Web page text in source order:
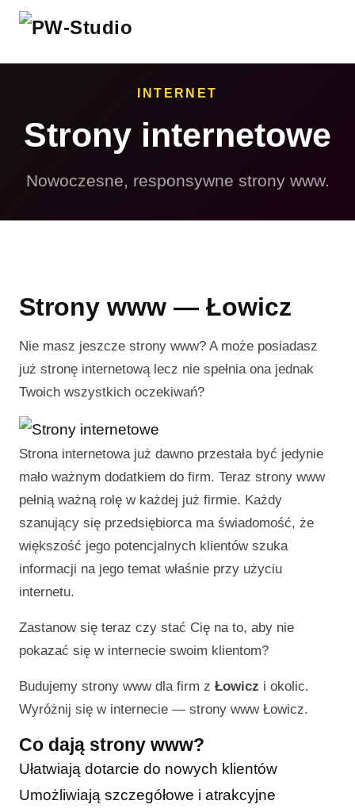
INTERNET
Strony internetowe
Nowoczesne, responsywne strony www.
Strony www — Łowicz
Nie masz jeszcze strony www? A może posiadasz
już stronę internetową lecz nie spełnia ona jednak
Twoich wszystkich oczekiwań?
Strona internetowa już dawno przestała być jedynie
mało ważnym dodatkiem do firm. Teraz strony www
pełnią ważną rolę w każdej już firmie. Każdy
szanujący się przedsiębiorca ma świadomość, że
większość jego potencjalnych klientów szuka
informacji na jego temat właśnie przy użyciu
internetu.
Zastanow się teraz czy stać Cię na to, aby nie
pokazać się w internecie swoim klientom?
Budujemy strony www dla firm z Łowicz i okolic.
Wyróżnij się w internecie — strony www Łowicz.
Co dają strony www?
Ułatwiają dotarcie do nowych klientów
Umożliwiają szczegółowe i atrakcyjne